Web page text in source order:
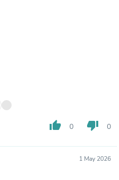
thumb_up 0 thumb_down 0
1 May 2026